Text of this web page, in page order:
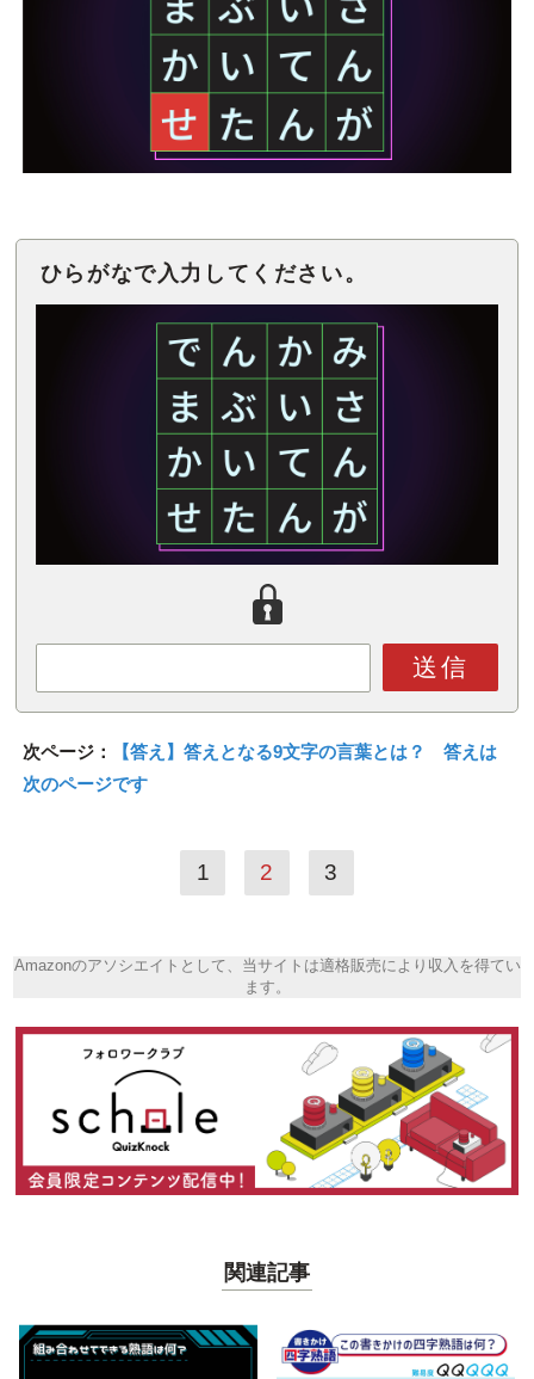
ひらがなで入力してください。
送信
次ページ：
【答え】答えとなる9文字の言葉とは？ 答えは
次のページです
1 2 3
Amazonのアソシエイトとして、当サイトは適格販売により収入を得てい
ます。
関連記事